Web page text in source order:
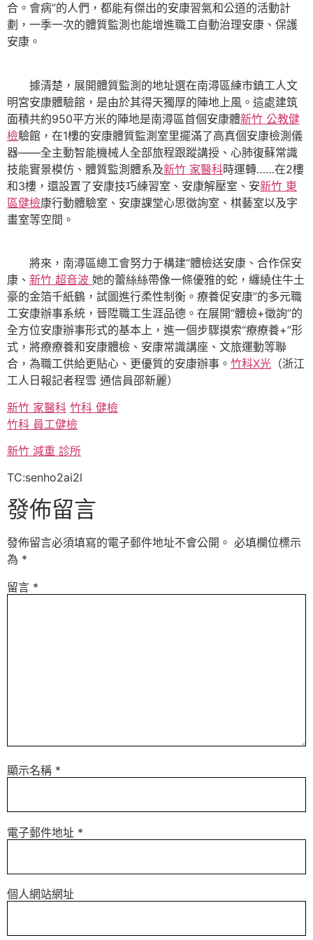
合。會病”的人們，都能有傑出的安康習氣和公道的活動計
劃，一季一次的體質監測也能增進職工自動治理安康、保護
安康。
據清楚，展開體質監測的地址選在南潯區練市鎮工人文
明宮安康體驗館，是由於其得天獨厚的陣地上風。這處建筑
面積共約950平方米的陣地是南潯區首個安康體新竹 公教健
檢驗館，在1樓的安康體質監測室里擺滿了高真個安康檢測儀
器——全主動智能機械人全部旅程跟蹤講授、心肺復蘇常識
技能實景模仿、體質監測體系及新竹 家醫科時運轉……在2樓
和3樓，還設置了安康技巧練習室、安康解壓室、安新竹 東
區健檢康行動體驗室、安康課堂心思徵詢室、棋藝室以及字
畫室等空間。
將來，南潯區總工會努力于構建“體檢送安康、合作保安
康、 新竹 超音波 她的蕾絲絲帶像一條優雅的蛇，纏繞住牛土
豪的金箔千紙鶴，試圖進行柔性制衡。療養促安康”的多元職
工安康辦事系統，晉陞職工生涯品德。在展開“體檢+徵詢”的
全方位安康辦事形式的基本上，進一個步驟摸索“療療養+”形
式，將療療養和安康體檢、安康常識講座、文旅運動等聯
合，為職工供給更貼心、更優質的安康辦事。 竹科X光 （浙江
工人日報記者程雪 通信員邵新麗）
新竹 家醫科 竹科 健檢
竹科 員工健檢
新竹 減重 診所
TC:senho2ai2l
發佈留言
發佈留言必須填寫的電子郵件地址不會公開。 必填欄位標示
為 *
留言 *
顯示名稱 *
電子郵件地址 *
個人網站網址